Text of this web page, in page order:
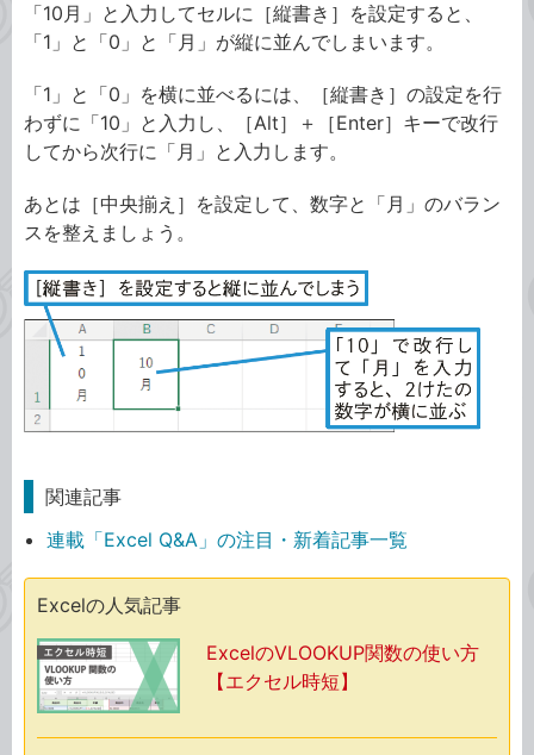
「10月」と入力してセルに［縦書き］を設定すると、
「1」と「0」と「月」が縦に並んでしまいます。
「1」と「0」を横に並べるには、［縦書き］の設定を行
わずに「10」と入力し、［Alt］＋［Enter］キーで改行
してから次行に「月」と入力します。
あとは［中央揃え］を設定して、数字と「月」のバラン
スを整えましょう。
関連記事
連載「Excel Q&A」の注目・新着記事一覧
Excelの人気記事
ExcelのVLOOKUP関数の使い方
【エクセル時短】